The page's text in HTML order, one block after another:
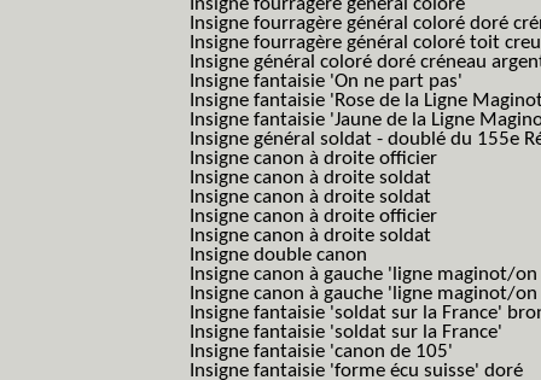
Insigne fourragère général coloré
Insigne fourragère général coloré doré
Insigne fourragère général coloré toit
Insigne général coloré doré créneau
Insigne fantaisie 'On ne part pas'
Insigne fantaisie 'Rose de la Ligne
Insigne fantaisie 'Jaune de la Ligne
Insigne général soldat - doublé du 155e
Insigne canon à droite officier
Insigne canon à droite soldat
Insigne canon à droite soldat
Insigne canon à droite officier
Insigne canon à droite soldat
Insigne double canon
Insigne canon à gauche 'ligne maginot/
Insigne canon à gauche 'ligne maginot/
Insigne fantaisie 'soldat sur la France'
Insigne fantaisie 'soldat sur la France'
Insigne fantaisie 'canon de 105'
Insigne fantaisie 'forme écu suisse' doré